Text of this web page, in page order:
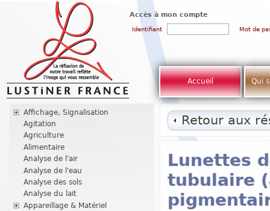
Accès à mon compte
Identifiant Mot de
Accueil Qui
Affichage, Signalisation
Agitation
Agriculture
Alimentaire
Analyse de l'air
Analyse de l'eau
Analyse des sols
Analyse du lait
Appareillage & Matériel
Retour aux
Lunettes
tubulaire